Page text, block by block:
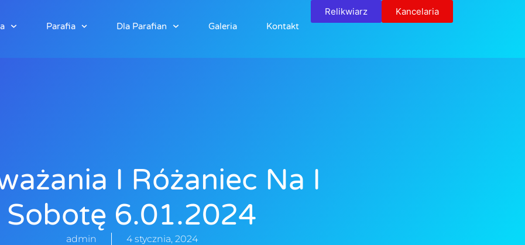
Parafia Dla Parafian Galeria Kontakt
Relikwiarz Kancelaria
I Różaniec Na I
Sobotę 6.01.2024
admin 4 stycznia, 2024